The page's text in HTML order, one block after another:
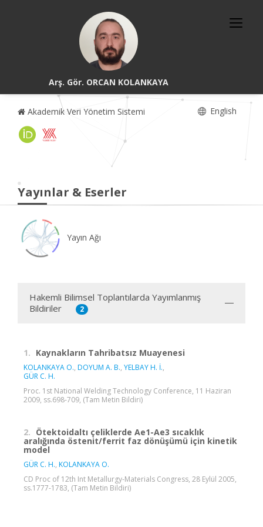
Arş. Gör. ORCAN KOLANKAYA
Akademik Veri Yönetim Sistemi English
Yayınlar & Eserler
Yayın Ağı
Hakemli Bilimsel Toplantılarda Yayımlanmış
Bildiriler
2
1. Kaynakların Tahribatsız Muayenesi
KOLANKAYA O., DOYUM A. B., YELBAY H. İ.,
GÜR C. H.
Proc. 1st National Welding Technology Conference, 11 Haziran
2009, ss.698-709, (Tam Metin Bildiri)
2. Ötektoidaltı çeliklerde Ae1-Ae3 sıcaklık
aralığında östenit/ferrit faz dönüşümü için kinetik
model
GÜR C. H., KOLANKAYA O.
CD Proc of 12th Int Metallurgy-Materials Congress, 28 Eylül 2005,
ss.1777-1783, (Tam Metin Bildiri)